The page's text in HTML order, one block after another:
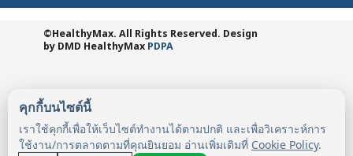
คุกกี้บนไซต์นี้
เราใช้คุกกี้เพื่อให้เว็บไซต์ทำงานได้ตามปกติ และเพื่อวิเคราะห์การ
ใช้งาน/การตลาดตามที่คุณยินยอม อ่านเพิ่มเติมที่ Cookie Policy.
©HealthyMax. All Rights Reserved. Design
by DMD HealthyMax PDPA